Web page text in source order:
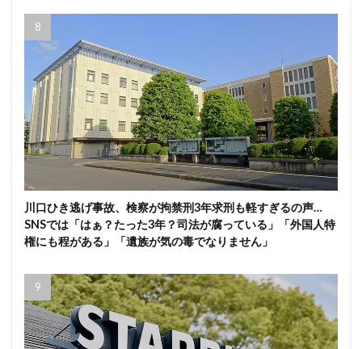
川口ひき逃げ事故、検察が拘禁刑3年求刑も軽すぎるの声…
SNSでは「はぁ？たった3年？司法が腐っている」「外国人特
権にも程がある」「遺族が気の毒でなりません」